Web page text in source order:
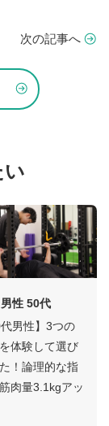
次の記事へ
い
性 50代
代男性】3つの
体験して選び
！論理的な指
肉量3.1kgアッ